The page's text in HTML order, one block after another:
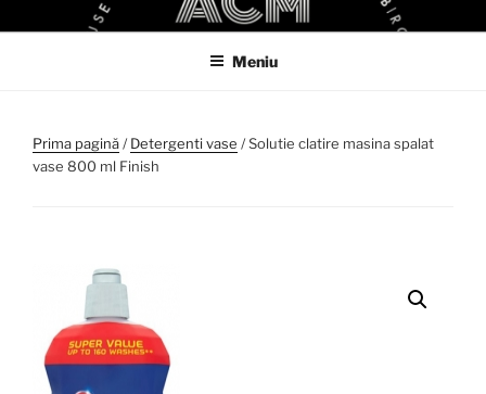
la
ACM
ACM VIRTUAL SHOP
Meniu
Prima pagină/Detergenti vase / Solutie clatire masina spalat
vase 800 ml Finish